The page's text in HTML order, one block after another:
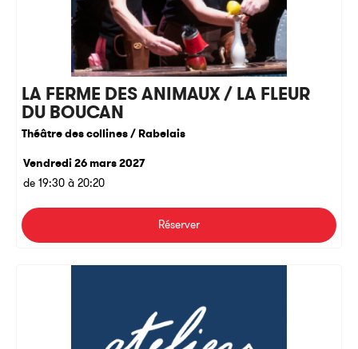
LA FERME DES ANIMAUX / LA FLEUR
DU BOUCAN
Théâtre des collines / Rabelais
Vendredi 26 mars 2027
de 19:30 à 20:20
Réserver